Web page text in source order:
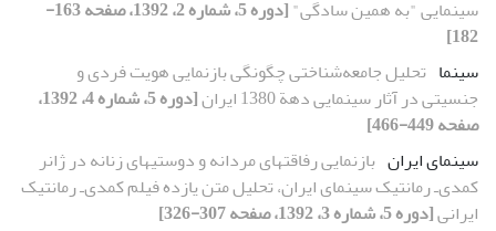
سینمایی "به همین سادگی"
[دوره 5، شماره 2، 1392، صفحه 163-
182]
سینما تحلیل جامعه‌شناختی چگونگی بازنمایی هویت فردی و
جنسیتی در آثار سینمایی دهة 1380 ایران
[دوره 5، شماره 4، 1392،
صفحه 449-466]
سینمای ایران بازنمایی رفاقت‏های مردانه و دوستی‏های زنانه در ژانر
کمدی‌ـ رمانتیک سینمای ایران، تحلیل متن یازده فیلم کمدی‌ـ رمانتیک
ایرانی[دوره 5، شماره 3، 1392، صفحه 307-326]